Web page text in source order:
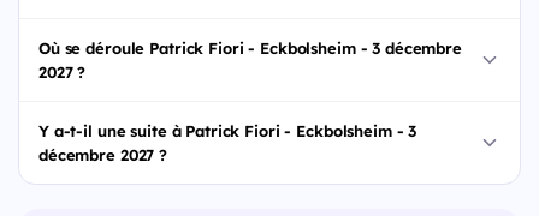
Où se déroule Patrick Fiori - Eckbolsheim - 3 décembre
2027 ?
Y a-t-il une suite à Patrick Fiori - Eckbolsheim - 3
décembre 2027 ?